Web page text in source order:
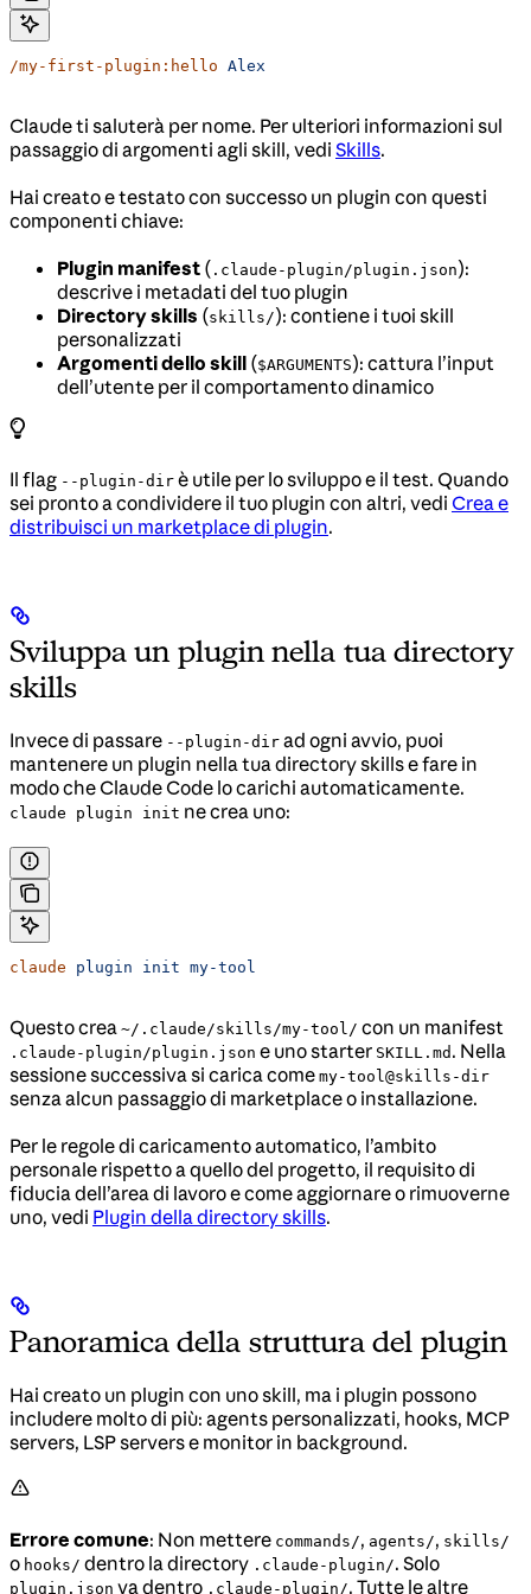
/my-first-plugin:hello Alex
Claude ti saluterà per nome. Per ulteriori informazioni sul
passaggio di argomenti agli skill, vedi Skills.
Hai creato e testato con successo un plugin con questi
componenti chiave:
Plugin manifest ( .claude-plugin/plugin.json):
descrive i metadati del tuo plugin
Directory skills (skills/): contiene i tuoi skill
personalizzati
Argomenti dello skill ($ARGUMENTS): cattura l’input
dell’utente per il comportamento dinamico
Il flag --plugin-dir è utile per lo sviluppo e il test. Quando
sei pronto a condividere il tuo plugin con altri, vedi Crea e
distribuisci un marketplace di plugin.
Sviluppa un plugin nella tua directory
skills
Invece di passare --plugin-dir ad ogni avvio, puoi
mantenere un plugin nella tua directory skills e fare in
modo che Claude Code lo carichi automaticamente.
claude plugin init ne crea uno:
claude plugin init my-tool
Questo crea ~/.claude/skills/my-tool/ con un manifest
.claude-plugin/plugin.json e uno starter SKILL.md . Nella
sessione successiva si carica come my-tool@skills-dir
senza alcun passaggio di marketplace o installazione.
Per le regole di caricamento automatico, l’ambito
personale rispetto a quello del progetto, il requisito di
fiducia dell’area di lavoro e come aggiornare o rimuoverne
uno, vedi Plugin della directory skills.
Panoramica della struttura del plugin
Hai creato un plugin con uno skill, ma i plugin possono
includere molto di più: agents personalizzati, hooks, MCP
servers, LSP servers e monitor in background.
Errore comune: Non mettere commands/, agents/, skills/
o hooks/ dentro la directory .claude-plugin/. Solo
plugin.json va dentro .claude-plugin/. Tutte le altre